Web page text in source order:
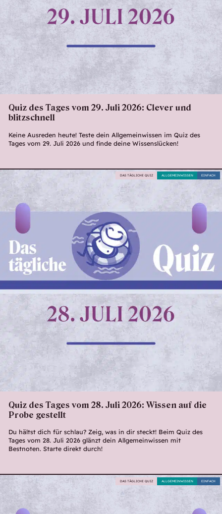
Quiz des Tages vom 29. Juli 2026: Clever und
blitzschnell
Keine Ausreden heute! Teste dein Allgemeinwissen im Quiz des
Tages vom 29. Juli 2026 und finde deine Wissenslücken!
Quiz des Tages vom 28. Juli 2026: Wissen auf die
Probe gestellt
Du hältst dich für schlau? Zeig, was in dir steckt! Beim Quiz des
Tages vom 28. Juli 2026 glänzt dein Allgemeinwissen mit
Bestnoten. Starte direkt durch!
EINFACH
ALLGEMEINWISSEN
DAS TÄGLICHE QUIZ
EINFACH
ALLGEMEINWISSEN
DAS TÄGLICHE QUIZ